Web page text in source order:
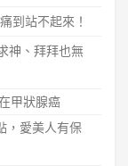
到站不起來！
神、拜拜也無
甲狀腺癌
，愛美人有保